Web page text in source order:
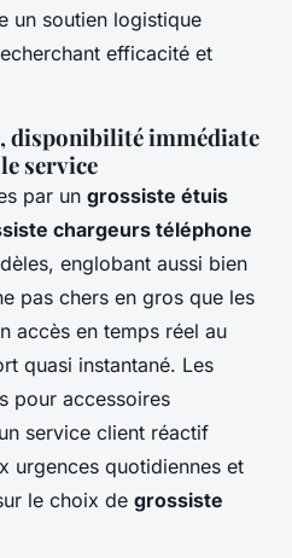
un soutien logistique
efficacité et
disponibilité immédiate
service
par un grossiste étuis
chargeurs téléphone
englobant aussi bien
pas chers en gros que les
accès en temps réel au
quasi instantané. Les
pour accessoires
service client réactif
urgences quotidiennes et
le choix de grossiste